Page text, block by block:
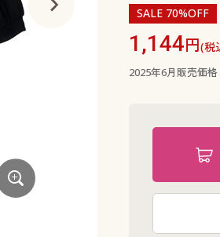
SALE 70%OFF
1,144円(税
2025年6月販売価格